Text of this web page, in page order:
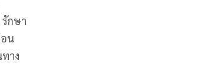
กษา
น
าง